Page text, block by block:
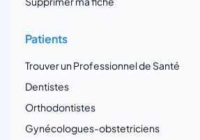
Patients
Trouver un Professionnel de Santé
Dentistes
Orthodontistes
Gynécologues-obstetriciens